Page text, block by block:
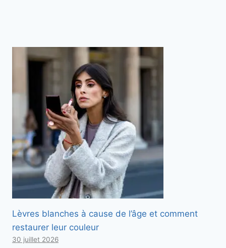
Lèvres blanches à cause de l’âge et comment
restaurer leur couleur
30 juillet 2026